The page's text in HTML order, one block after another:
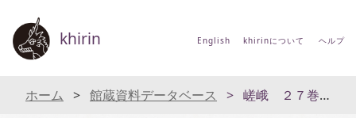
khirin English khirinについて ヘルプ
ホーム 館蔵資料データベース 嵯峨 ２７巻８号